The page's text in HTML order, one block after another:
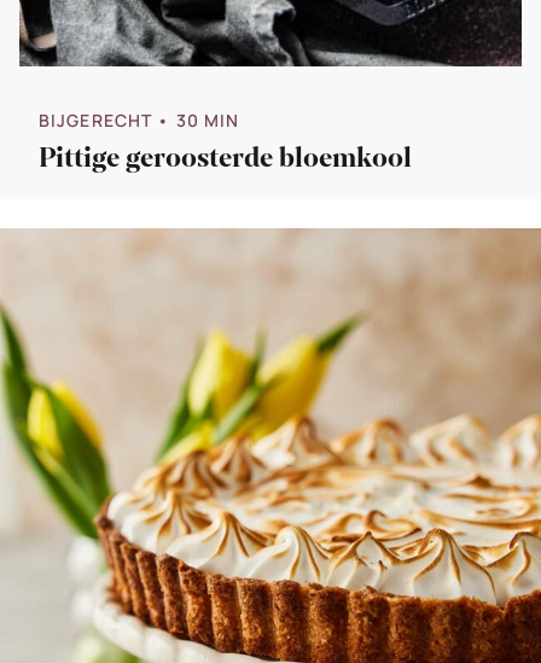
BIJGERECHT • 30 MIN
Pittige geroosterde bloemkool